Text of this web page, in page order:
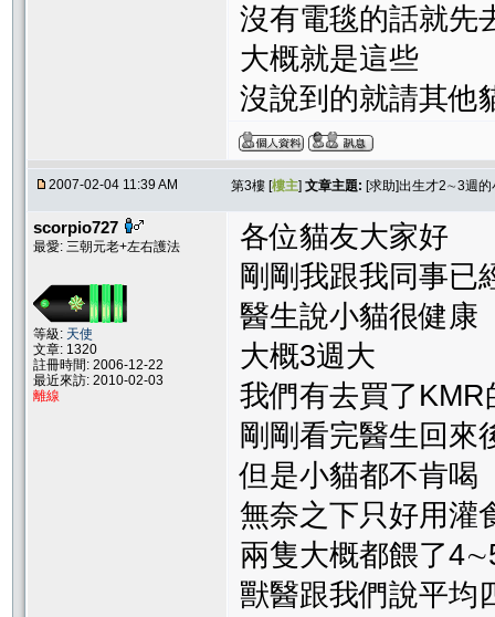
沒有電毯的話就先
大概就是這些
沒說到的就請其他
2007-02-04 11:39 AM 第3樓 [樓主] 文章主題: [求助]出生才2∼3週
scorpio727
最愛: 三朝元老+左右護法
等級: 天使
文章: 1320
註冊時間: 2006-12-22
最近來訪: 2010-02-03
離線
各位貓友大家好
剛剛我跟我同事已
醫生說小貓很健康
大概3週大
我們有去買了
剛剛看完醫生回來
但是小貓都不肯喝
無奈之下只好用灌
兩隻大概都餵了
獸醫跟我們說平均